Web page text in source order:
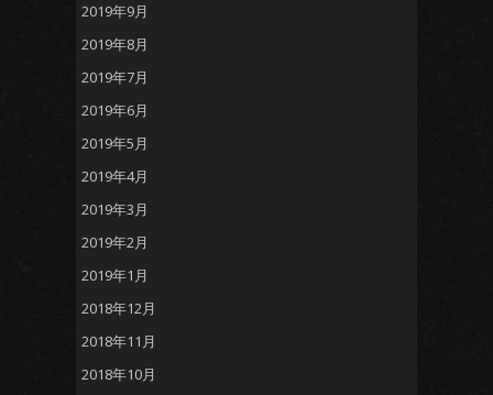
2019年9月
2019年8月
2019年7月
2019年6月
2019年5月
2019年4月
2019年3月
2019年2月
2019年1月
2018年12月
2018年11月
2018年10月